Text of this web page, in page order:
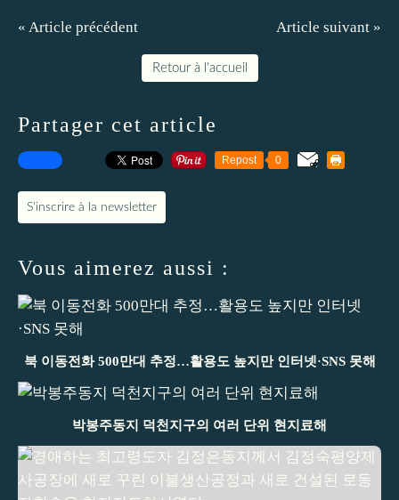
« Article précédent Article suivant »
Retour à l'accueil
Partager cet article
Repost 0
S'inscrire à la newsletter
Vous aimerez aussi :
북 이동전화 500만대 추정…활용도 높지만 인터넷·SNS 못해
박봉주동지 덕천지구의 여러 단위 현지료해